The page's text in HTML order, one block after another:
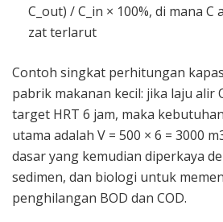
C_out) / C_in × 100%, di mana
zat terlarut
Contoh singkat perhitungan
pabrik makanan kecil: jika laju alir
target HRT 6 jam, maka
utama adalah V = 500 × 6 = 3000
dasar yang kemudian diperkaya
sedimen, dan biologi untuk
penghilangan BOD dan COD.